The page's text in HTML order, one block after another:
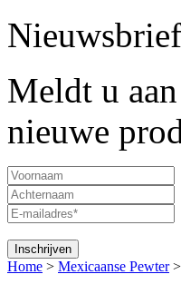
Nieuwsbrief
Meldt u
nieuwe
Home > Mexicaanse Pewter>